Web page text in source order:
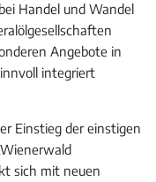
Handel und Wandel
Angebote in
integriert
Einstieg der einstigen
sich mit neuen